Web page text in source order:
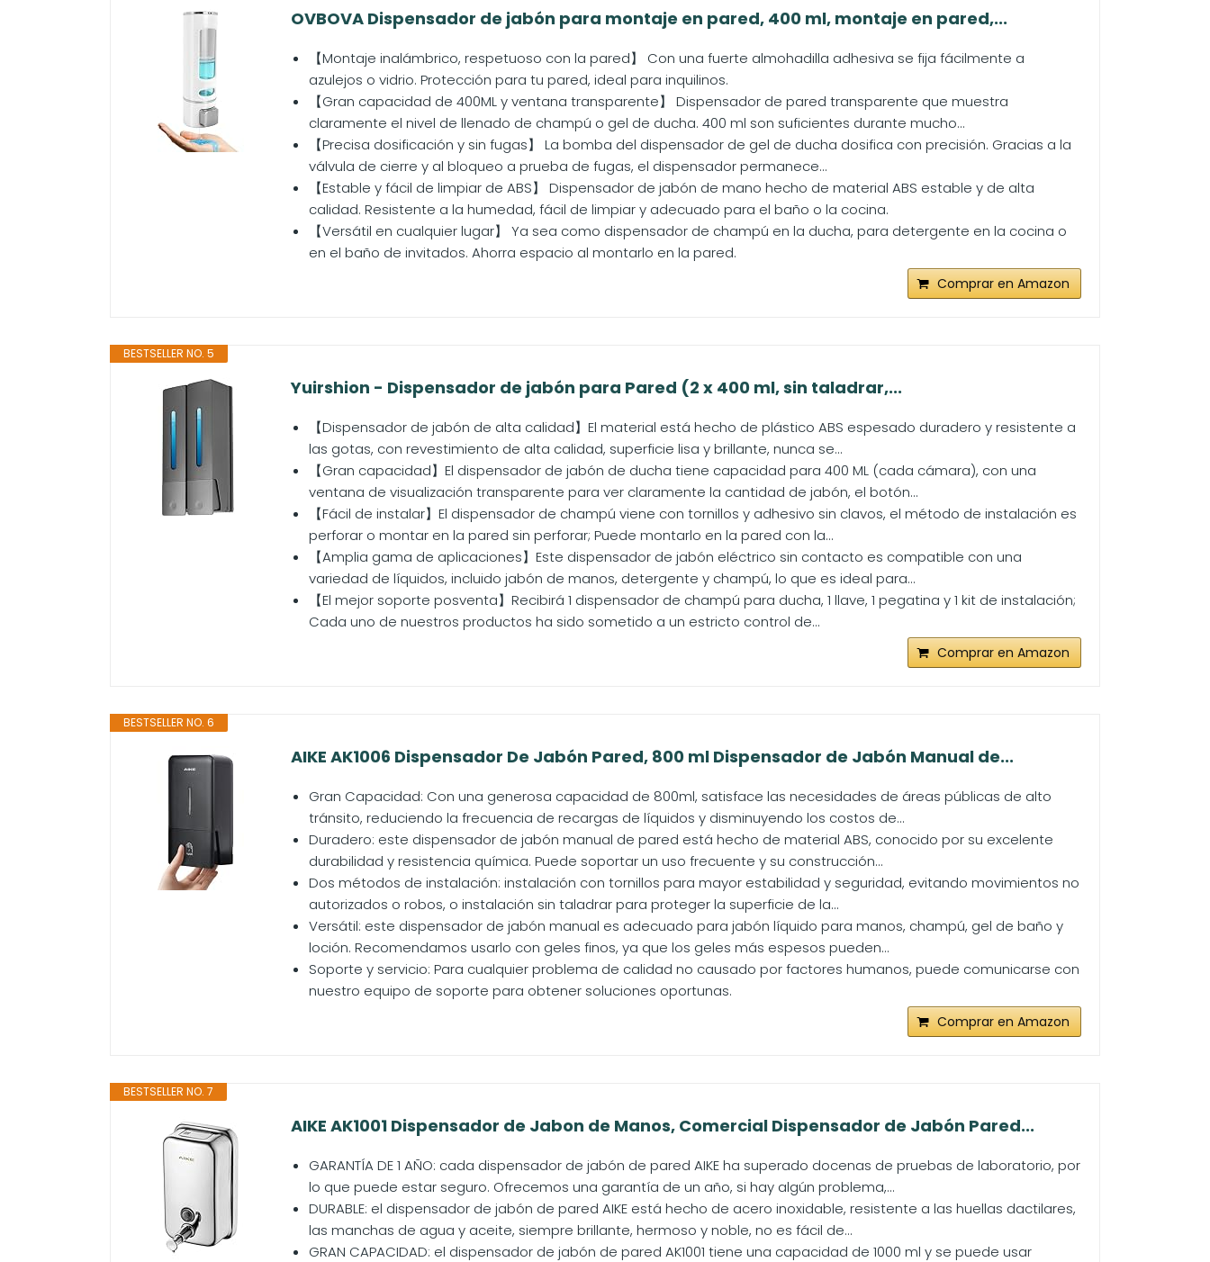
OVBOVA Dispensador de jabón para montaje en pared, 400 ml, montaje en pared,...
【Montaje inalámbrico, respetuoso con la pared】 Con una fuerte almohadilla adhesiva se fija fácilmente a
azulejos o vidrio. Protección para tu pared, ideal para inquilinos.
【Gran capacidad de 400ML y ventana transparente】 Dispensador de pared transparente que muestra
claramente el nivel de llenado de champú o gel de ducha. 400 ml son suficientes durante mucho...
【Precisa dosificación y sin fugas】 La bomba del dispensador de gel de ducha dosifica con precisión. Gracias a la
válvula de cierre y al bloqueo a prueba de fugas, el dispensador permanece...
【Estable y fácil de limpiar de ABS】 Dispensador de jabón de mano hecho de material ABS estable y de alta
calidad. Resistente a la humedad, fácil de limpiar y adecuado para el baño o la cocina.
【Versátil en cualquier lugar】 Ya sea como dispensador de champú en la ducha, para detergente en la cocina o
en el baño de invitados. Ahorra espacio al montarlo en la pared.
Comprar en Amazon
BESTSELLER NO. 5
Yuirshion - Dispensador de jabón para Pared (2 x 400 ml, sin taladrar,...
【Dispensador de jabón de alta calidad】El material está hecho de plástico ABS espesado duradero y resistente a
las gotas, con revestimiento de alta calidad, superficie lisa y brillante, nunca se...
【Gran capacidad】El dispensador de jabón de ducha tiene capacidad para 400 ML (cada cámara), con una
ventana de visualización transparente para ver claramente la cantidad de jabón, el botón...
【Fácil de instalar】El dispensador de champú viene con tornillos y adhesivo sin clavos, el método de instalación es
perforar o montar en la pared sin perforar; Puede montarlo en la pared con la...
【Amplia gama de aplicaciones】Este dispensador de jabón eléctrico sin contacto es compatible con una
variedad de líquidos, incluido jabón de manos, detergente y champú, lo que es ideal para...
【El mejor soporte posventa】Recibirá 1 dispensador de champú para ducha, 1 llave, 1 pegatina y 1 kit de instalación;
Cada uno de nuestros productos ha sido sometido a un estricto control de...
Comprar en Amazon
BESTSELLER NO. 6
AIKE AK1006 Dispensador De Jabón Pared, 800 ml Dispensador de Jabón Manual de...
Gran Capacidad: Con una generosa capacidad de 800ml, satisface las necesidades de áreas públicas de alto
tránsito, reduciendo la frecuencia de recargas de líquidos y disminuyendo los costos de...
Duradero: este dispensador de jabón manual de pared está hecho de material ABS, conocido por su excelente
durabilidad y resistencia química. Puede soportar un uso frecuente y su construcción...
Dos métodos de instalación: instalación con tornillos para mayor estabilidad y seguridad, evitando movimientos no
autorizados o robos, o instalación sin taladrar para proteger la superficie de la...
Versátil: este dispensador de jabón manual es adecuado para jabón líquido para manos, champú, gel de baño y
loción. Recomendamos usarlo con geles finos, ya que los geles más espesos pueden...
Soporte y servicio: Para cualquier problema de calidad no causado por factores humanos, puede comunicarse con
nuestro equipo de soporte para obtener soluciones oportunas.
Comprar en Amazon
BESTSELLER NO. 7
AIKE AK1001 Dispensador de Jabon de Manos, Comercial Dispensador de Jabón Pared...
GARANTÍA DE 1 AÑO: cada dispensador de jabón de pared AIKE ha superado docenas de pruebas de laboratorio, por
lo que puede estar seguro. Ofrecemos una garantía de un año, si hay algún problema,...
DURABLE: el dispensador de jabón de pared AIKE está hecho de acero inoxidable, resistente a las huellas dactilares,
las manchas de agua y aceite, siempre brillante, hermoso y noble, no es fácil de...
GRAN CAPACIDAD: el dispensador de jabón de pared AK1001 tiene una capacidad de 1000 ml y se puede usar